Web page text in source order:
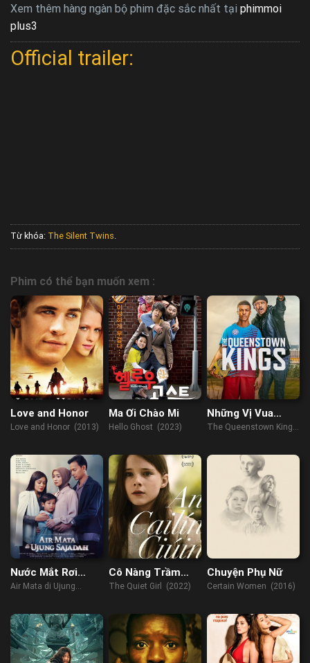
Xem thêm hàng ngàn bộ phim đặc sắc nhất tại phimmoi
plus3
Official trailer:
Từ khóa: The Silent Twins.
Phim có thể bạn muốn xem :
Love and Honor
Love and Honor (2013)
Ma Ơi Chào Mi
Hello Ghost (2023)
Những Vị Vua
Queenstown
The Queenstown Kings
Nước Mắt Rơi
Trên Thảm
Air Mata di Ujung
Cô Nàng Trầm
Lặng
The Quiet Girl (2022)
Chuyện Phụ Nữ
Certain Women (2016)